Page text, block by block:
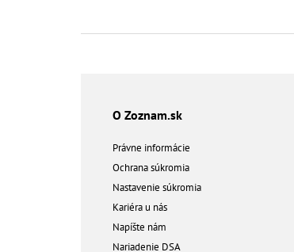
O Zoznam.sk
Právne informácie
Ochrana súkromia
Nastavenie súkromia
Kariéra u nás
Napíšte nám
Nariadenie DSA